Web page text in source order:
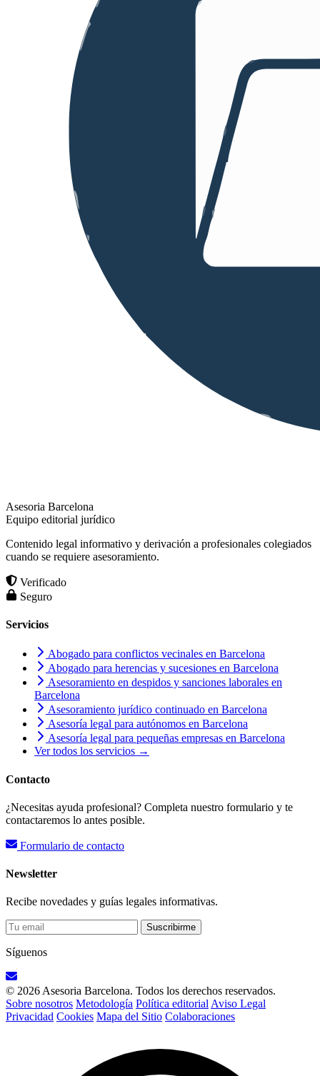
Asesoria Barcelona
Equipo editorial jurídico
Contenido legal informativo y derivación a profesionales colegiados
cuando se requiere asesoramiento.
Verificado
Seguro
Servicios
Abogado para conflictos vecinales en Barcelona
Abogado para herencias y sucesiones en Barcelona
Asesoramiento en despidos y sanciones laborales en
Barcelona
Asesoramiento jurídico continuado en Barcelona
Asesoría legal para autónomos en Barcelona
Asesoría legal para pequeñas empresas en Barcelona
Ver todos los servicios →
Contacto
¿Necesitas ayuda profesional? Completa nuestro formulario y te
contactaremos lo antes posible.
Formulario de contacto
Newsletter
Recibe novedades y guías legales informativas.
Suscribirme
Síguenos
© 2026 Asesoria Barcelona. Todos los derechos reservados.
Sobre nosotros Metodología Política editorial Aviso Legal
Privacidad Cookies Mapa del Sitio Colaboraciones